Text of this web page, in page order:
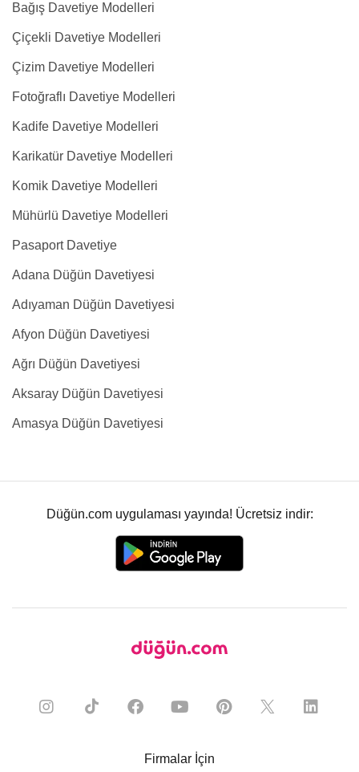
Bağış Davetiye Modelleri
Çiçekli Davetiye Modelleri
Çizim Davetiye Modelleri
Fotoğraflı Davetiye Modelleri
Kadife Davetiye Modelleri
Karikatür Davetiye Modelleri
Komik Davetiye Modelleri
Mühürlü Davetiye Modelleri
Pasaport Davetiye
Adana Düğün Davetiyesi
Adıyaman Düğün Davetiyesi
Afyon Düğün Davetiyesi
Ağrı Düğün Davetiyesi
Aksaray Düğün Davetiyesi
Amasya Düğün Davetiyesi
Düğün.com uygulaması yayında! Ücretsiz indir:
Firmalar İçin